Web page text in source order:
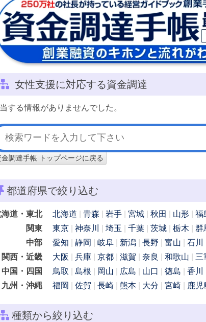
女性支援に対応する資金調達
する情報がありませんでした。
金調達手帳 トップページに戻る
都道府県で絞り込む
海道・東北 北海道 青森 岩手 宮城 秋田 山形
福
関東
東京 神奈川 埼玉 千葉 茨城 栃木
群
中部
愛知 静岡 岐阜 新潟 長野 富山 石川
関西・近畿
大阪 兵庫 京都 滋賀 奈良 和歌山
三
中国・四国
鳥取 島根 岡山 広島 山口 徳島 香川
九州・沖縄
福岡 佐賀 長崎 熊本 大分 宮崎 鹿児
種類から絞り込む